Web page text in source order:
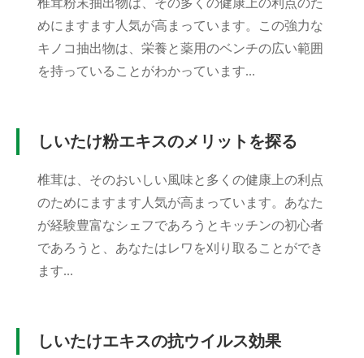
椎茸粉末抽出物は、その多くの健康上の利点のた
めにますます人気が高まっています。この強力な
キノコ抽出物は、栄養と薬用のベンチの広い範囲
を持っていることがわかっています...
しいたけ粉エキスのメリットを探る
椎茸は、そのおいしい風味と多くの健康上の利点
のためにますます人気が高まっています。あなた
が経験豊富なシェフであろうとキッチンの初心者
であろうと、あなたはレワを刈り取ることができ
ます...
しいたけエキスの抗ウイルス効果